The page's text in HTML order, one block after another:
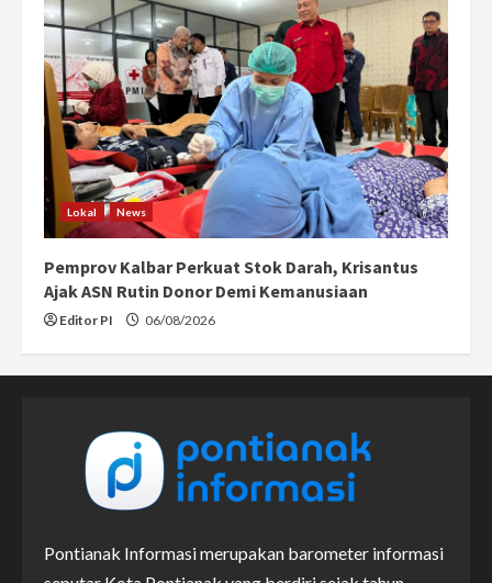
Lokal News
Pemprov Kalbar Perkuat Stok Darah, Krisantus
Ajak ASN Rutin Donor Demi Kemanusiaan
Editor PI 06/08/2026
Pontianak Informasi merupakan barometer informasi